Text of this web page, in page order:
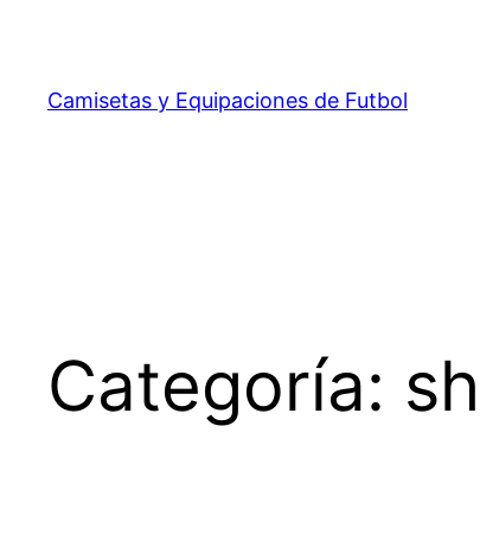
contenido
Camisetas y Equipaciones de Futbol
Categoría: